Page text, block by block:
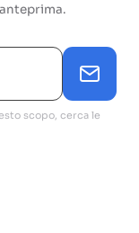
scopo, cerca le